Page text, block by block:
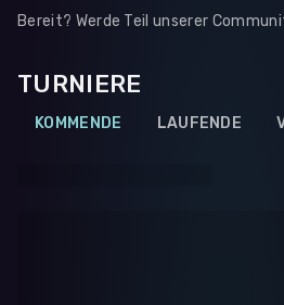
Bereit? Werde Teil unserer
TURNIERE
KOMMENDE LAUFENDE